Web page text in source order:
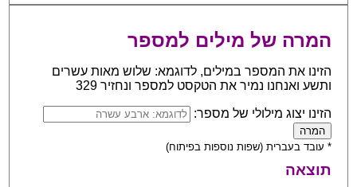
המרה של מילים למספר
הזינו את המספר במילים, לדוגמא: שלוש מאות עשרים
ותשע ואנחנו נמיר את הטקסט למספר ונחזיר 329
הזינו יצוג מילולי של מספר:
* עובד בעברית (שפות נוספות בפיתוח)
תוצאה